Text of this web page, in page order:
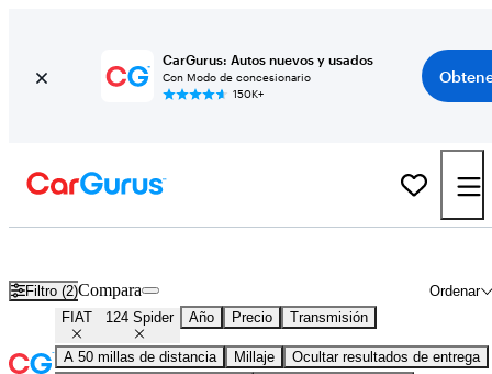
CarGurus: Autos nuevos y usados
Con Modo de concesionario
150K+
Filtro (2) Ordenar
Compara
FIAT 124 Spider Año Precio Transmisión
A 50 millas de distancia Millaje
Ocultar resultados de entrega